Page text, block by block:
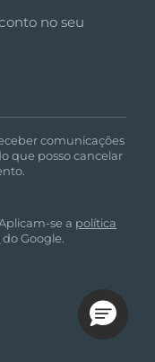
no seu
comunicações
que posso cancelar
se a política
do Google.